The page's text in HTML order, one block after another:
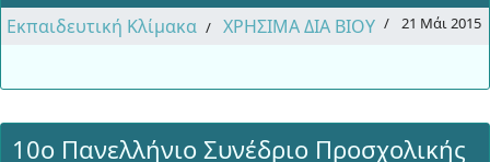
Εκπαιδευτική Κλίμακα ΧΡΗΣΙΜΑ ΔΙΑ ΒΙΟΥ 21 Μάι 2015
10ο Πανελλήνιο Συνέδριο Προσχολικής